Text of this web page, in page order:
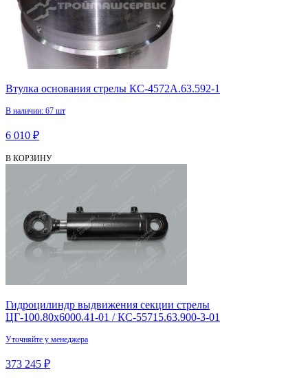
Втулка основания стрелы КС-4572А.63.592-1
В наличии: 67 шт
6 010 ₽
В КОРЗИНУ
Гидроцилиндр выдвижения секции стрелы
ЦГ-100.80х6000.41-01 / КС-55715.63.900-3-01
Уточняйте у менеджера
373 245 ₽